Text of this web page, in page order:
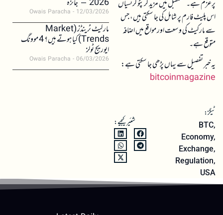
پرعزم ہے۔ مستقبل میں مزید کرپٹو کرنسیاں
اس پلیٹ فارم پر شامل کی جا سکتی ہیں، جس
سے مارکیٹ کی وسعت اور مواقع میں اضافہ
متوقع ہے۔
یہ خبر تفصیل سے یہاں پڑھی جا سکتی ہے:
bitcoinmagazine
ٹیگز:
BTC,
Economy,
Exchange,
Regulation,
USA
شئیر کیجیے:
2026 – جائزہ
Owais Paracha 12/03/2026
مارکیٹ ٹرینڈز (Market
Trends) کیا ہوتے ہیں؟ 4 موونگ
ایوریج ٹولز
Owais Paracha 06/03/2026